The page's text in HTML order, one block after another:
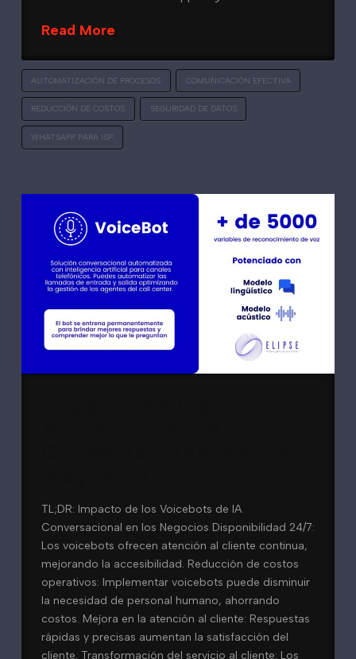
Read More
AUTOMATIZACIÓN DE PROCESOS COMUNICACIÓN EFECTIVA
REDUCCIÓN DE COSTOS SEGURIDAD DE DATOS
WHATSAPP PARA ISP
TL;DR: Impacto de los Voicebots de IA
Conversacional en los Negocios Disponibilidad 24/7:
Los voicebots ofrecen atención al cliente continua,
mejorando la accesibilidad. Reducción de costos
operativos: Implementar voicebots puede disminuir
la necesidad de personal humano, ahorrando
costos. Mejora en la atención al cliente: Respuestas
rápidas y precisas aumentan la satisfacción del
cliente. Transformación del servicio al cliente: Los